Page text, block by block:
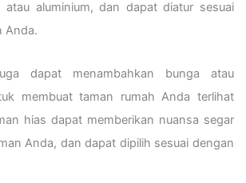
atau aluminium, dan dapat diatur sesuai
Anda.
dapat menambahkan bunga atau
membuat taman rumah Anda terlihat
hias dapat memberikan nuansa segar
Anda, dan dapat dipilih sesuai dengan